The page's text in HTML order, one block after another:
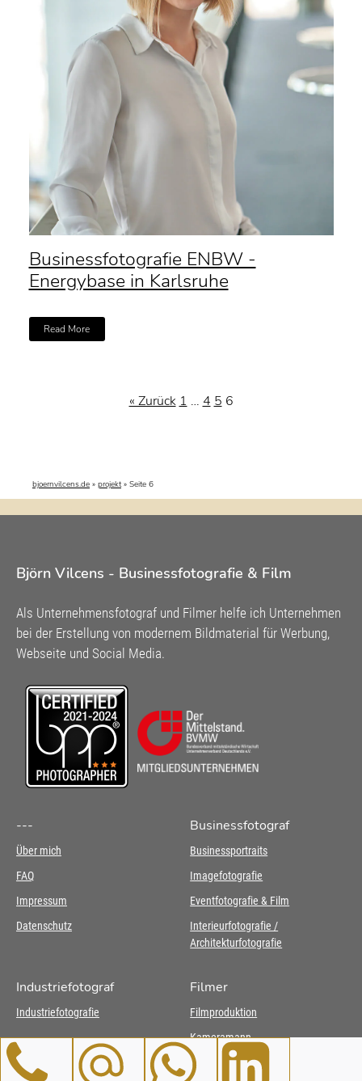
Businessfotografie ENBW -
Energybase in Karlsruhe
Read More
« Zurück 1 … 4 5 6
bjoernvilcens.de » projekt» Seite 6
Björn Vilcens - Businessfotografie & Film
Als Unternehmensfotograf und Filmer helfe ich Unternehmen
bei der Erstellung von modernem Bildmaterial für Werbung,
Webseite und Social Media.
---
Über mich
FAQ
Impressum
Datenschutz
Businessfotograf
Businessportraits
Imagefotografie
Eventfotografie & Film
Interieurfotografie /
Architekturfotografie
Industriefotograf
Industriefotografie
Filmer
Filmproduktion
Kameramann
mail@bjoernvilcens.de
WhatsApp